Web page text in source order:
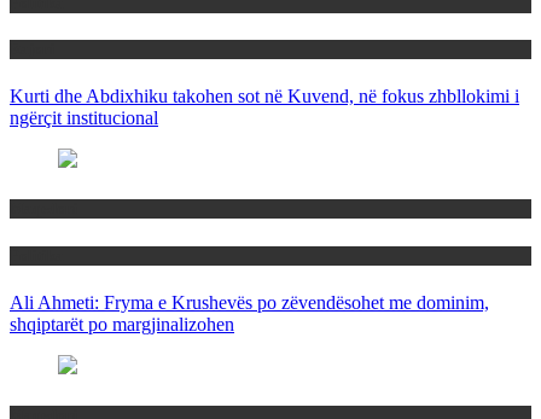
Kurti dhe Abdixhiku takohen sot në Kuvend, në fokus zhbllokimi i
ngërçit institucional
Ali Ahmeti: Fryma e Krushevës po zëvendësohet me dominim,
shqiptarët po margjinalizohen